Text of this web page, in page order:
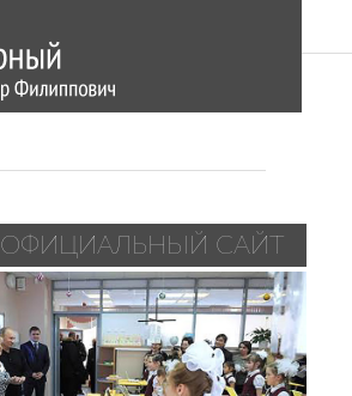
ОФИЦИАЛЬНЫЙ САЙТ